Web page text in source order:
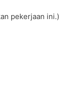
pekerjaan ini.)